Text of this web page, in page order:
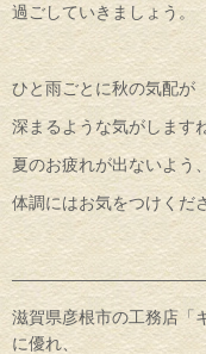
過ごしていきましょう。
ひと雨ごとに秋の気配が
深まるような気がします
夏のお疲れが出ないよう、
体調にはお気をつけくだ
滋賀県彦根市の工務店「
に優れ、